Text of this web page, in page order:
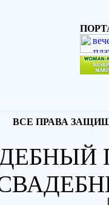
ВСЕ ПРАВА